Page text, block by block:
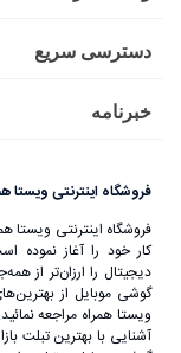
دسترسی سریع
خبرنامه
فروشگاه اینترنتی ویستا
فروشگاه اینترنتی ویستا
کار خود را آغاز نموده
دیجیتال را ارزان‌تر از
گوشی موبایل از
ویستا همراه مراجعه
آشنایی با بهترین تبلت